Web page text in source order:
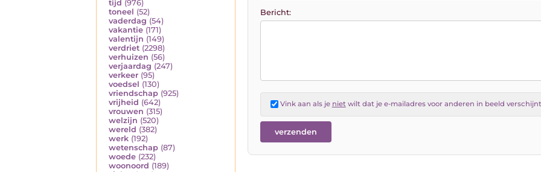
tijd (976)
toneel (52)
vaderdag (54)
vakantie (171)
valentijn (149)
verdriet (2298)
verhuizen (56)
verjaardag (247)
verkeer (95)
voedsel (130)
vriendschap (925)
vrijheid (642)
vrouwen (315)
welzijn (520)
wereld (382)
werk (192)
wetenschap (87)
woede (232)
woonoord (189)
Bericht:
Vink aan als je nietwilt dat je e-mailadres voor anderen in beeld verschijnt